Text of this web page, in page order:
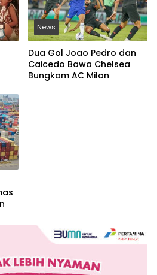
News
Dua Gol Joao Pedro dan
Caicedo Bawa Chelsea
Bungkam AC Milan